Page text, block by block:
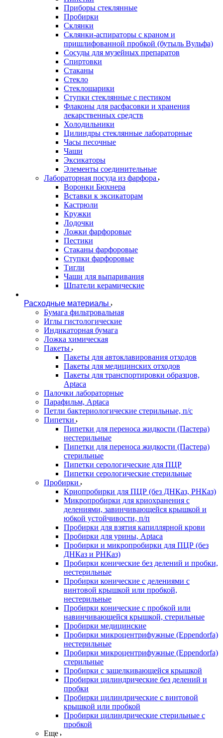
Приборы стеклянные
Пробирки
Склянки
Склянки-аспираторы с краном и
пришлифованной пробкой (бутыль Вульфа)
Сосуды для музейных препаратов
Спиртовки
Стаканы
Стекло
Стеклошарики
Ступки стеклянные с пестиком
Флаконы для расфасовки и хранения
лекарственных средств
Холодильники
Цилиндры стеклянные лабораторные
Часы песочные
Чаши
Эксикаторы
Элементы соединительные
Лабораторная посуда из фарфора
Воронки Бюхнера
Вставки к эксикаторам
Кастрюли
Кружки
Лодочки
Ложки фарфоровые
Пестики
Стаканы фарфоровые
Ступки фарфоровые
Тигли
Чаши для выпаривания
Шпатели керамические
Расходные материалы
Бумага фильтровальная
Иглы гистологические
Индикаторная бумага
Ложка химическая
Пакеты
Пакеты для автоклавирования отходов
Пакеты для медицинских отходов
Пакеты для транспортировки образцов,
Aptaca
Палочки лабораторные
Парафильм, Aptaca
Петли бактериологические стерильные, п/с
Пипетки
Пипетки для переноса жидкости (Пастера)
нестерильные
Пипетки для переноса жидкости (Пастера)
стерильные
Пипетки серологические для ПЦР
Пипетки серологические стерильные
Пробирки
Криопробирки для ПЦР (без ДНКаз, РНКаз)
Микропробирки для криохранения с
делениями, завинчивающейся крышкой и
юбкой устойчивости, п/п
Пробирки для взятия капиллярной крови
Пробирки для урины, Aptaca
Пробирки и микропробирки для ПЦР (без
ДНКаз и РНКаз)
Пробирки конические без делений и пробки,
нестерильные
Пробирки конические с делениями с
винтовой крышкой или пробкой,
нестерильные
Пробирки конические с пробкой или
навинчивающейся крышкой, стерильные
Пробирки медицинские
Пробирки микроцентрифужные (Eppendorfа)
нестерильные
Пробирки микроцентрифужные (Eppendorfа)
стерильные
Пробирки с защелкивающейся крышкой
Пробирки цилиндрические без делений и
пробки
Пробирки цилиндрические с винтовой
крышкой или пробкой
Пробирки цилиндрические стерильные с
пробкой
Еще